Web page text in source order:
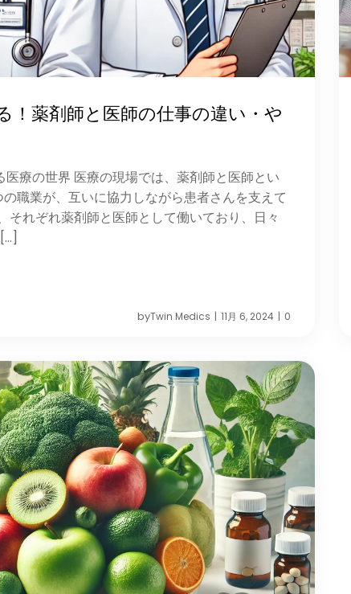
！薬剤師と医師の仕事の違い・や
医療の世界 医療の現場では、薬剤師と医師とい
職業が、互いに協力しながら患者さんを支えて
それぞれ薬剤師と医師として働いており、日々
byTwin Medics | 11月 6, 2024 | 0